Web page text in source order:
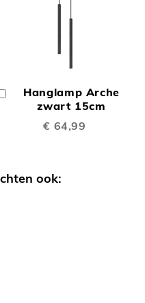
Hanglamp Arche
zwart 15cm
€ 64,99
Winkelwagen
ook: